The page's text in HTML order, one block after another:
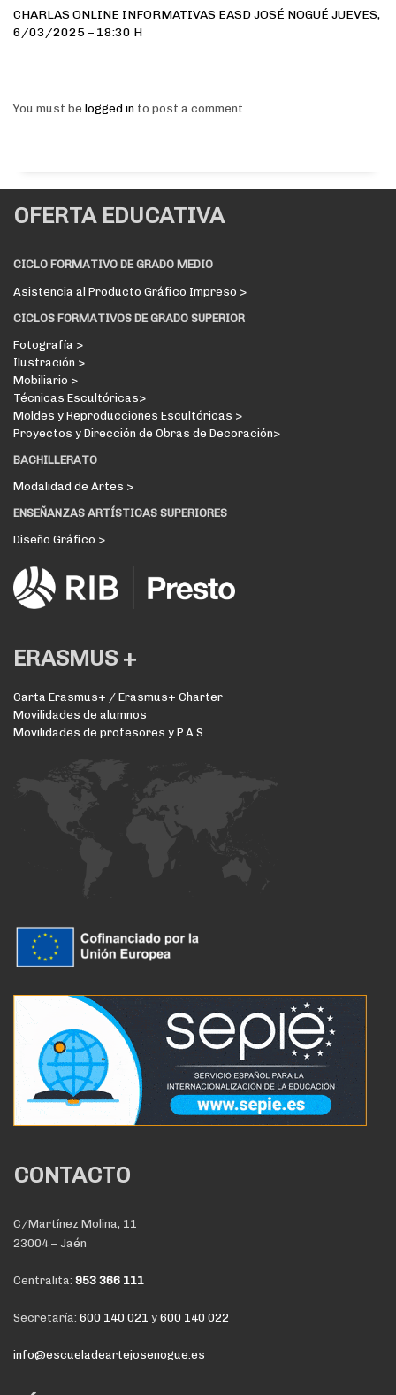
CHARLAS ONLINE INFORMATIVAS EASD JOSÉ NOGUÉ JUEVES,
6/03/2025 – 18:30 H
You must be logged in to post a comment.
OFERTA EDUCATIVA
CICLO FORMATIVO DE GRADO MEDIO
Asistencia al Producto Gráfico Impreso >
CICLOS FORMATIVOS DE GRADO SUPERIOR
Fotografía >
Ilustración >
Mobiliario >
Técnicas Escultóricas>
Moldes y Reproducciones Escultóricas >
Proyectos y Dirección de Obras de Decoración>
BACHILLERATO
Modalidad de Artes >
ENSEÑANZAS ARTÍSTICAS SUPERIORES
Diseño Gráfico >
ERASMUS +
Carta Erasmus+ / Erasmus+ Charter
Movilidades de alumnos
Movilidades de profesores y P.A.S.
CONTACTO
C/Martínez Molina, 11
23004 – Jaén
Centralita: 953 366 111
Secretaría: 600 140 021 y 600 140 022
info@escueladeartejosenogue.es